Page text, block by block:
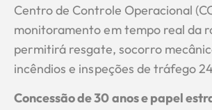
Centro de Controle Operacional
monitoramento em tempo real da
permitirá resgate, socorro
incêndios e inspeções de tráfego
Concessão de 30 anos e papel